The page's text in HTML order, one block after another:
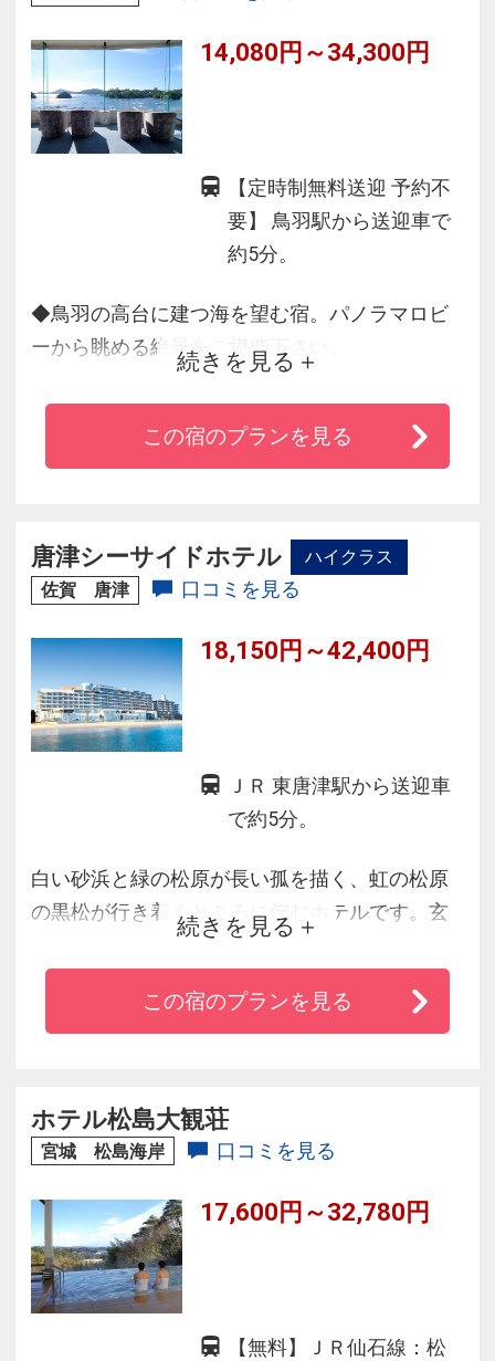
14,080円～34,300円
【定時制無料送迎 予約不
要】 鳥羽駅から送迎車で
約5分。
◆鳥羽の高台に建つ海を望む宿。パノラマロビ
ーから眺める絶景をご堪能下さい。
◆賢島へ約60分・伊勢神宮へは約25分・鳥羽水
族館へは約5分と伊勢志摩の観光に便利
◆壮大な鳥羽湾を臨む露天風呂。朝焼けにはと
のホテルです。
続きを見る
この宿のプランを見る
唐津シーサイドホテル
ハイクラス
佐賀 唐津
口コミを見る
18,150円～42,400円
ＪＲ 東唐津駅から送迎車
で約5分。
白い砂浜と緑の松原が長い孤を描く、虹の松原
の黒松が行き着くところに佇むホテルです。玄
海灘を眺めながらゆっくりくつろぐ旅・心のこ
もったお料理と静かなひとときがお待ちしてい
続きを見る
この宿のプランを見る
ホテル松島大観荘
宮城 松島海岸 口コミを見る
17,600円～32,780円
【無料】ＪＲ仙石線：松